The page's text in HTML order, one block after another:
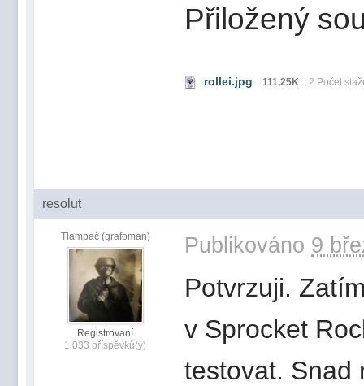
Přiložený
rollei.jpg 111,25K 2 Počet
resolut
Tlampač (grafoman)
Registrovaní
1 033 příspěvků(y)
Publikováno 9
Potvrzuji.
v Sprocket
testovat.